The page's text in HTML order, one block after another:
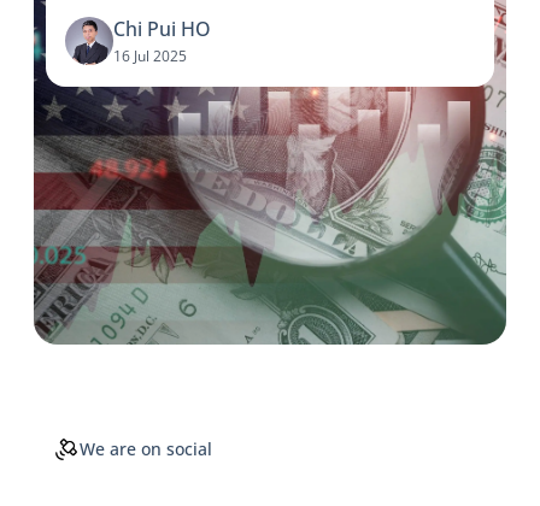
Chi Pui HO
16 Jul 2025
We are on social